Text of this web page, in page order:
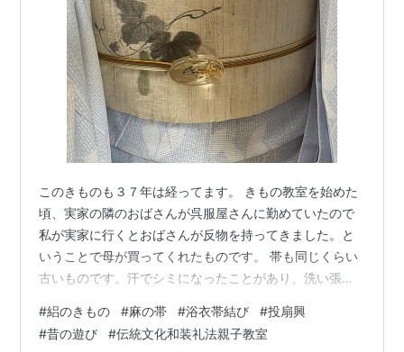
このきものも３７年は経ってます。 きもの教室を始めた
頃、実家の隣のおばさんが呉服屋さんに勤めていたので
私が実家に行くとおばさんが反物を持ってきました。と
いうことで母が買ってくれたものです。 帯も同じくらい
古いものです。汗でシミになったことがあり、洗い張り
８/3～９/4まで敦賀信用金庫本店で「ゆかた帯結び展」
ロビー展示を開催します。 信金さんは。土曜、日曜も開
#絽のきもの #麻の帯 #浴衣帯結び #投扇興
#昔の遊び #伝統文化和装礼法親子教室